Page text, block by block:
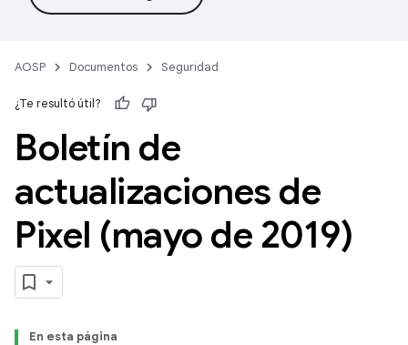
AOSP Documentos Seguridad
¿Te resultó útil?
Boletín de
actualizaciones de
Pixel (mayo de 2019)
En esta página